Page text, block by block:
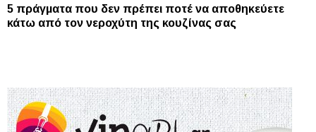
5 πράγματα που δεν πρέπει ποτέ να αποθηκεύετε
κάτω από τον νεροχύτη της κουζίνας σας